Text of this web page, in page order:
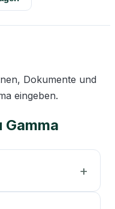
Dokumente und
eingeben.
Gamma